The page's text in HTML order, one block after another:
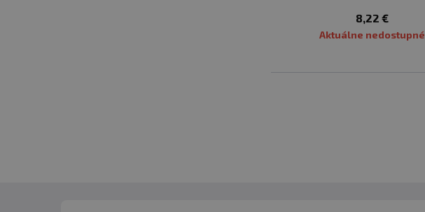
8,22 €
Aktuálne nedostupné